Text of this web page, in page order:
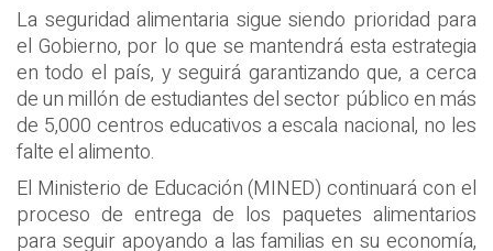
La seguridad alimentaria sigue siendo prioridad para
el Gobierno, por lo que se mantendrá esta estrategia
en todo el país, y seguirá garantizando que, a cerca
de un millón de estudiantes del sector público en más
de 5,000 centros educativos a escala nacional, no les
falte el alimento.
El Ministerio de Educación (MINED) continuará con el
proceso de entrega de los paquetes alimentarios
para seguir apoyando a las familias en su economía,